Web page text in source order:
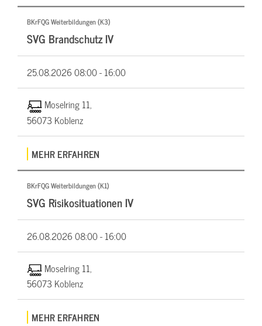
BKrFQG Weiterbildungen (K3)
SVG Brandschutz IV
25.08.202608:00 - 16:00
Moselring 11,
56073 Koblenz
MEHR ERFAHREN
BKrFQG Weiterbildungen (K1)
SVG Risikosituationen IV
26.08.202608:00 - 16:00
Moselring 11,
56073 Koblenz
MEHR ERFAHREN